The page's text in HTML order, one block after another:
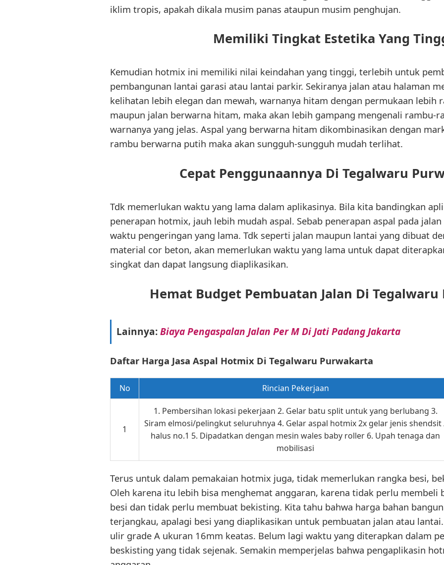
iklim tropis, apakah dikala musim panas ataupun musim penghujan.
Memiliki Tingkat Estetika Yang
Kemudian hotmix ini memiliki nilai keindahan yang tinggi, terlebih untuk
pembangunan lantai garasi atau lantai parkir. Sekiranya jalan atau halaman
kelihatan lebih elegan dan mewah, warnanya hitam dengan permukaan lebih
maupun jalan berwarna hitam, maka akan lebih gampang mengenali rambu-
warnanya yang jelas. Aspal yang berwarna hitam dikombinasikan dengan
rambu berwarna putih maka akan sungguh-sungguh mudah terlihat.
Cepat Penggunaannya Di Tegalwaru
Tdk memerlukan waktu yang lama dalam aplikasinya. Bila kita bandingkan
penerapan hotmix, jauh lebih mudah aspal. Sebab penerapan aspal pada
waktu pengeringan yang lama. Tdk seperti jalan maupun lantai yang dibuat
material cor beton, akan memerlukan waktu yang lama untuk dapat
singkat dan dapat langsung diaplikasikan.
Hemat Budget Pembuatan Jalan Di
Lainnya:Biaya Pengaspalan Jalan Per M Di Jati Padang Jakarta
Daftar Harga Jasa Aspal Hotmix Di Tegalwaru Purwakarta
No Rincian Pekerjaan
1
1. Pembersihan lokasi pekerjaan 2. Gelar batu split untuk yang berlubang 3.
Siram elmosi/pelingkut seluruhnya 4. Gelar aspal hotmix 2x gelar jenis shendsit
halus no.1 5. Dipadatkan dengan mesin wales baby roller 6. Upah tenaga dan
mobilisasi
Terus untuk dalam pemakaian hotmix juga, tidak memerlukan rangka besi,
Oleh karena itu lebih bisa menghemat anggaran, karena tidak perlu membeli
besi dan tidak perlu membuat bekisting. Kita tahu bahwa harga bahan
terjangkau, apalagi besi yang diaplikasikan untuk pembuatan jalan atau
ulir grade A ukuran 16mm keatas. Belum lagi waktu yang diterapkan dalam
beskisting yang tidak sejenak. Semakin memperjelas bahwa pengaplikasin